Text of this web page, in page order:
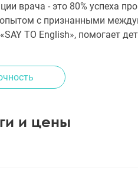
врача - это 80% успеха
с признанными
TO English», помогает
и цены